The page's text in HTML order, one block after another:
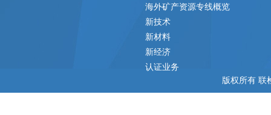
海外矿产资源专线概览
新技术
新材料
新经济
认证业务
版权所有